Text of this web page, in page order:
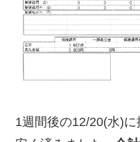
1週間後の12/20(水)